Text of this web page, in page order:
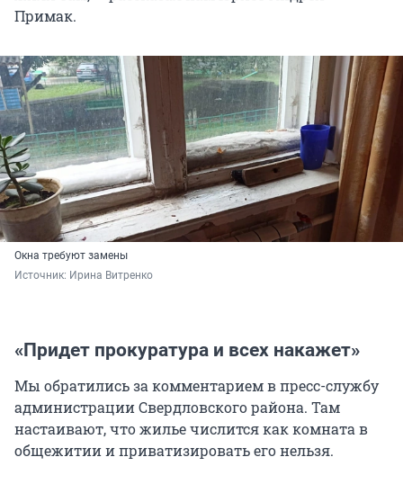
Примак.
Окна требуют замены
Источник: Ирина Витренко
«Придет прокуратура и всех накажет»
Мы обратились за комментарием в пресс-службу
администрации Свердловского района. Там
настаивают, что жилье числится как комната в
общежитии и приватизировать его нельзя.